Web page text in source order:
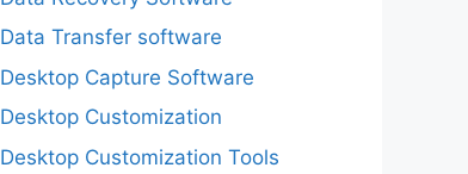
Data Transfer software
Desktop Capture Software
Desktop Customization
Desktop Customization Tools